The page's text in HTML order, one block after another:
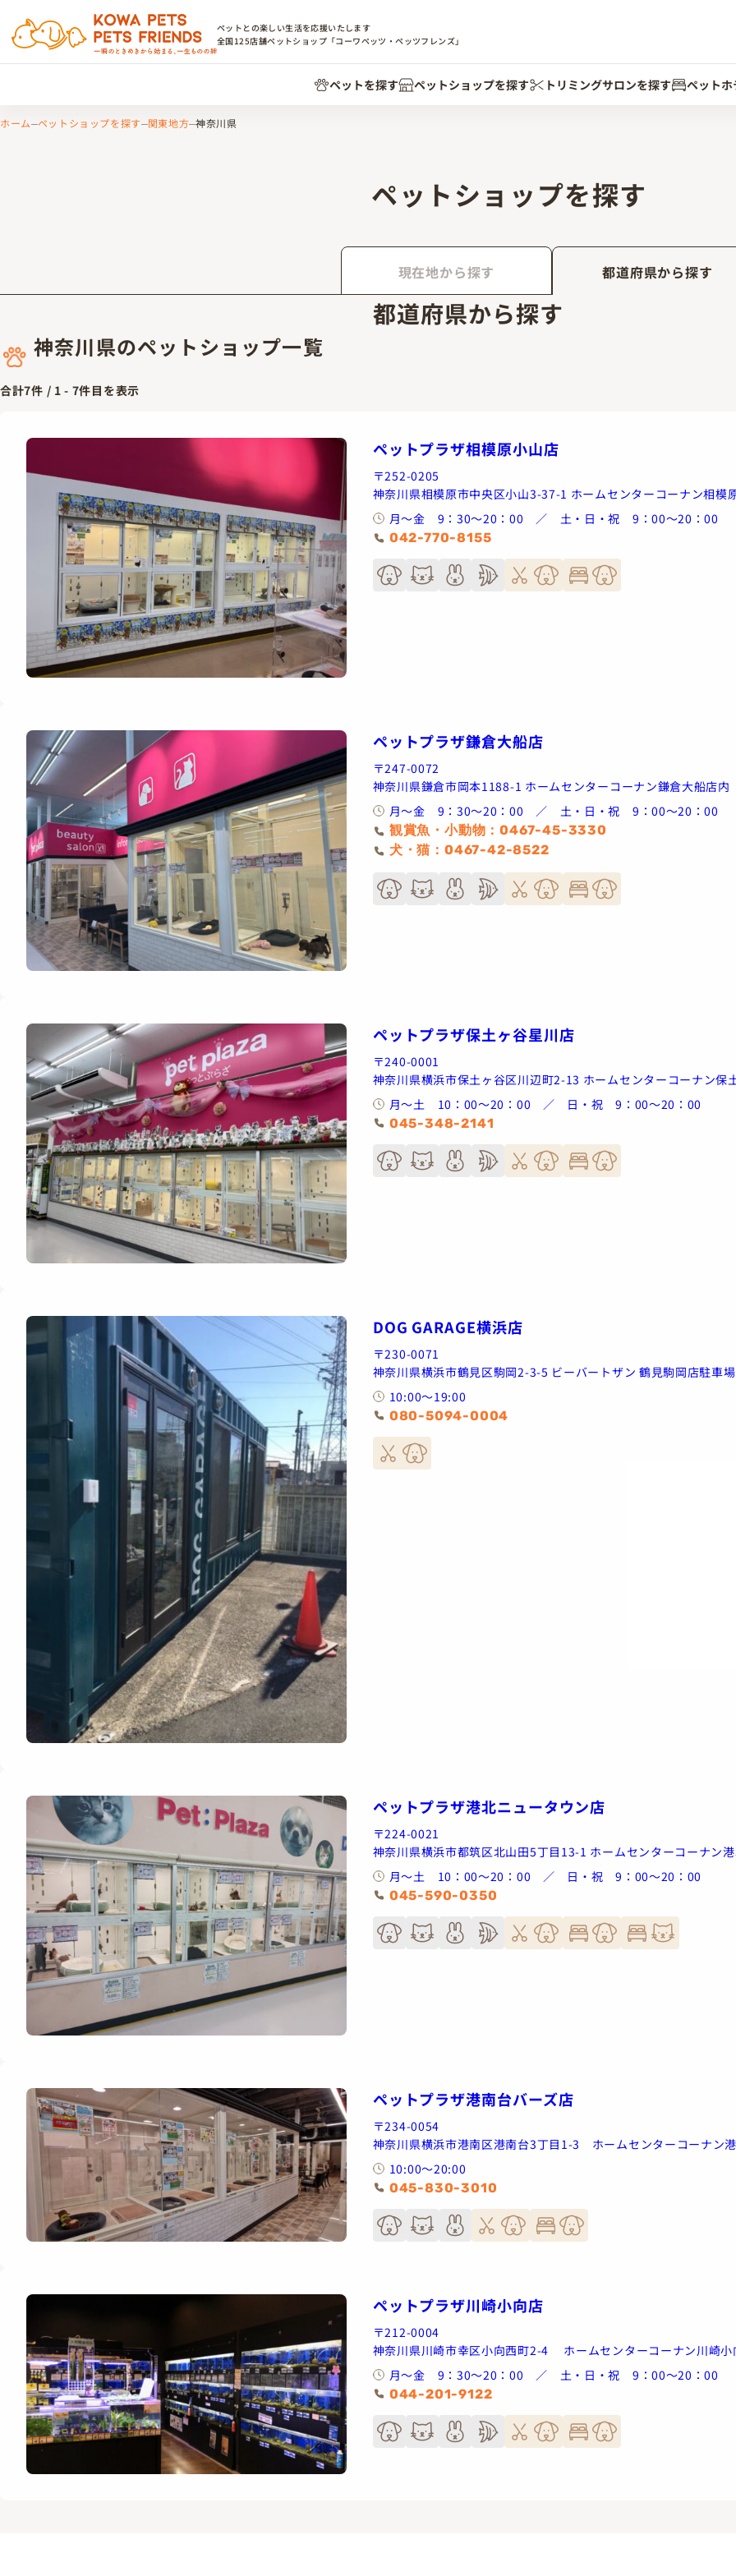
ペットとの楽しい生活を応援いたします
全国125店舗ペットショップ「コーワペッツ・ペッツフレンズ」
ペットを探す ペットショップを探す トリミングサロンを探す ペット
ホーム ペットショップを探す 関東地方 神奈川県
ペットショップを探す
現在地から探す 都道府県から探す
都道府県から探す
神奈川県のペットショップ一覧
合計7件 / 1 - 7件目を表示
ペットプラザ相模原小山店
〒252-0205
神奈川県相模原市中央区小山3-37-1 ホームセンターコーナン相模
月～金 9：30～20：00 ／ 土・日・祝 9：00～20：00
042-770-8155
ペットプラザ鎌倉大船店
〒247-0072
神奈川県鎌倉市岡本1188-1 ホームセンターコーナン鎌倉大船店内
月～金 9：30～20：00 ／ 土・日・祝 9：00～20：00
観賞魚・小動物：0467-45-3330
犬・猫：0467-42-8522
ペットプラザ保土ヶ谷星川店
〒240-0001
神奈川県横浜市保土ヶ谷区川辺町2-13 ホームセンターコーナン保
月～土 10：00～20：00 ／ 日・祝 9：00～20：00
045-348-2141
DOG GARAGE横浜店
〒230-0071
神奈川県横浜市鶴見区駒岡2-3-5 ビーバートザン 鶴見駒岡店駐車
10:00～19:00
080-5094-0004
ペットプラザ港北ニュータウン店
〒224-0021
神奈川県横浜市都筑区北山田5丁目13-1 ホームセンターコーナン
月～土 10：00～20：00 ／ 日・祝 9：00～20：00
045-590-0350
ペットプラザ港南台バーズ店
〒234-0054
神奈川県横浜市港南区港南台3丁目1-3 ホームセンターコーナン
10:00～20:00
045-830-3010
ペットプラザ川崎小向店
〒212-0004
神奈川県川崎市幸区小向西町2-4 ホームセンターコーナン川崎小
月～金 9：30～20：00 ／ 土・日・祝 9：00～20：00
044-201-9122